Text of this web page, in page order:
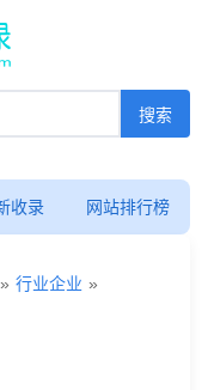
收录 网站排行榜
» 行业企业 »